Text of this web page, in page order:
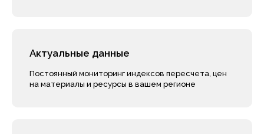
Актуальные данные
Постоянный мониторинг индексов пересчета, цен
на материалы и ресурсы в вашем регионе